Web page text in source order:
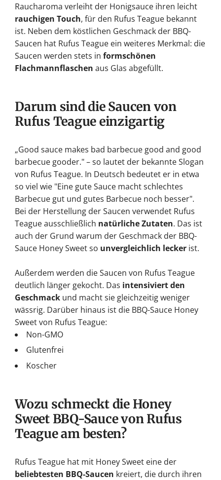
Raucharoma verleiht der Honigsauce ihren leicht
rauchigen Touch, für den Rufus Teague bekannt
ist. Neben dem köstlichen Geschmack der BBQ-
Saucen hat Rufus Teague ein weiteres Merkmal: die
Saucen werden stets in formschönen
Flachmannflaschen aus Glas abgefüllt.
Darum sind die Saucen von
Rufus Teague einzigartig
„Good sauce makes bad barbecue good and good
barbecue gooder." – so lautet der bekannte Slogan
von Rufus Teague. In Deutsch bedeutet er in etwa
so viel wie "Eine gute Sauce macht schlechtes
Barbecue gut und gutes Barbecue noch besser".
Bei der Herstellung der Saucen verwendet Rufus
Teague ausschließlich natürliche Zutaten. Das ist
auch der Grund warum der Geschmack der BBQ-
Sauce Honey Sweet so unvergleichlich lecker ist.
Außerdem werden die Saucen von Rufus Teague
deutlich länger gekocht. Das intensiviert den
Geschmack und macht sie gleichzeitig weniger
wässrig. Darüber hinaus ist die BBQ-Sauce Honey
Sweet von Rufus Teague:
Non-GMO
Glutenfrei
Koscher
Wozu schmeckt die Honey
Sweet BBQ-Sauce von Rufus
Teague am besten?
Rufus Teague hat mit Honey Sweet eine der
beliebtesten BBQ-Saucen kreiert, die durch ihren